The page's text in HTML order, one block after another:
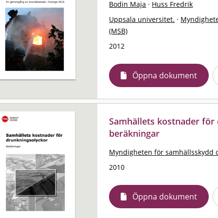
Bodin Maja · Huss Fredrik
Uppsala universitet. ·
(MSB)
2012
Öppna dokument
Samhällets kostnader
beräkningar
Myndigheten för samhällsskydd
2010
Öppna dokument